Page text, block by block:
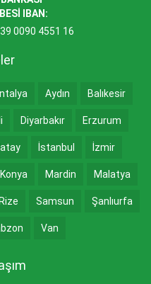
IBAN:
0090 4551 16
Aydın Balıkesir
Diyarbakır Erzurum
İstanbul İzmir
Konya Mardin Malatya
Rize Samsun Şanlıurfa
Van